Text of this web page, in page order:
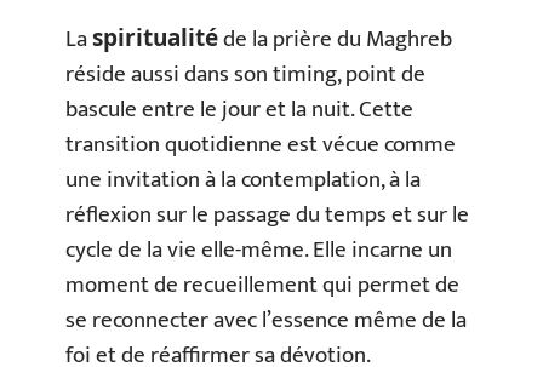
Laspiritualitéde la prière du Maghreb
réside aussi dans son timing, point de
bascule entre le jour et la nuit. Cette
transition quotidienne est vécue comme
une invitation à la contemplation, à la
réflexion sur le passage du temps et sur le
cycle de la vie elle-même. Elle incarne un
moment de recueillement qui permet de
se reconnecter avec l’essence même de la
foi et de réaffirmer sa dévotion.